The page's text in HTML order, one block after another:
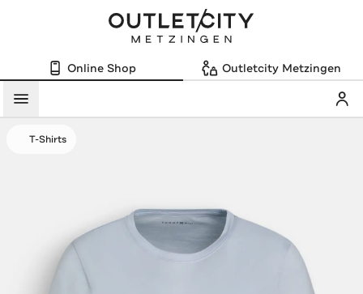
Online Shop Outletcity Metzingen
Menü
T-Shirts